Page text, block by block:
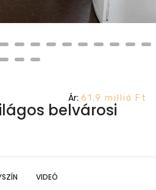
belvárosi
Ár: 61,9 millió Ft
VIDEÓ